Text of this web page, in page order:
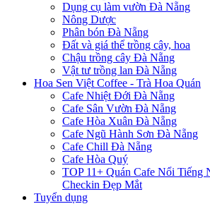
Dụng cụ làm vườn Đà Nẵng
Nông Dược
Phân bón Đà Nẵng
Đất và giá thể trồng cây, hoa
Chậu trồng cây Đà Nẵng
Vật tư trồng lan Đà Nẵng
Hoa Sen Việt Coffee - Trà Hoa Quán
Cafe Nhiệt Đới Đà Nẵng
Cafe Sân Vườn Đà Nẵng
Cafe Hòa Xuân Đà Nẵng
Cafe Ngũ Hành Sơn Đà Nẵng
Cafe Chill Đà Nẵng
Cafe Hòa Quý
TOP 11+ Quán Cafe Nổi Tiếng
Checkin Đẹp Mắt
Tuyển dụng